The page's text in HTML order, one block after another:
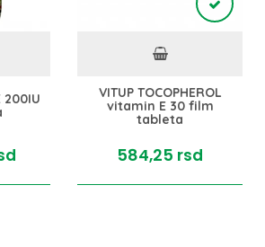
VITUP TOCOPHEROL
vitamin E 30 film
tableta
584,25 rsd